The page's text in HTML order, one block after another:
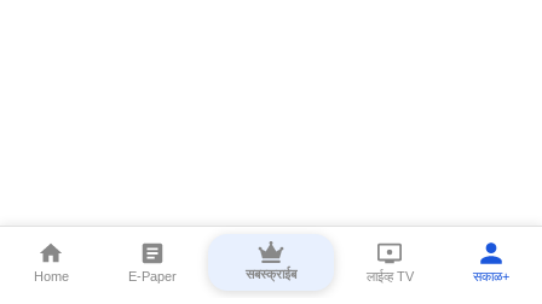
Home E-Paper सबस्क्राईब लाईव्ह TV सकाळ+